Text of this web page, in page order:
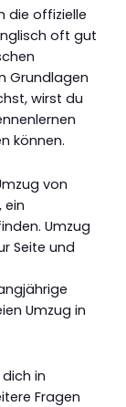
die offizielle
oft gut
Grundlagen
wirst du
können.
von
ein
Umzug
Seite und
Umzug in
in
Fragen